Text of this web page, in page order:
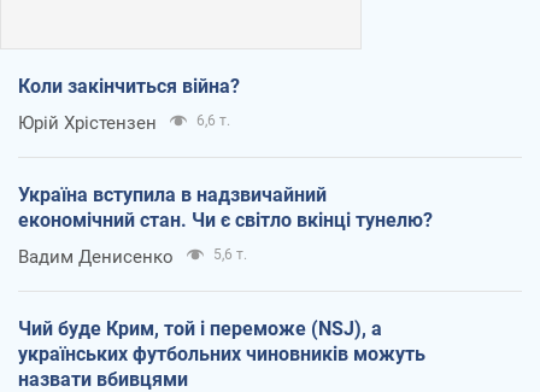
Коли закінчиться війна?
Юрій Хрістензен 6,6 т.
Україна вступила в надзвичайний
економічний стан. Чи є світло вкінці тунелю?
Вадим Денисенко 5,6 т.
Чий буде Крим, той і переможе (NSJ), а
українських футбольних чиновників можуть
назвати вбивцями